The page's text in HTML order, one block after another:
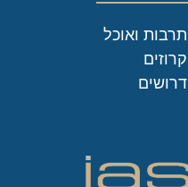
תרבות ואוכל
קרוזים
דרושים